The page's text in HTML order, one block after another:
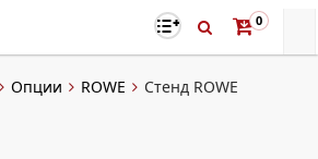
0
Опции ROWE
Стенд ROWE